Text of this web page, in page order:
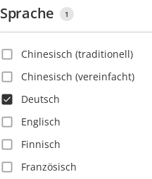
Belize
Bolivien
Bosnien und Herzegowina
Brasilien
Bulgarien
Chile
China
Costa Rica
Sprache 1
Chinesisch (traditionell)
Chinesisch (vereinfacht)
Deutsch
Englisch
Finnisch
Französisch